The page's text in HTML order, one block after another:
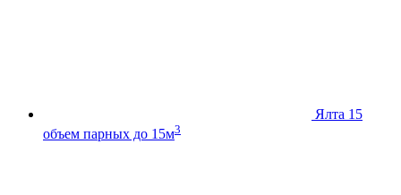
Ялта 15
объем парных до 15м3